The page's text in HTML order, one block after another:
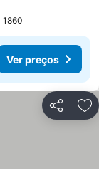
1860
Ver preços
Partilhar